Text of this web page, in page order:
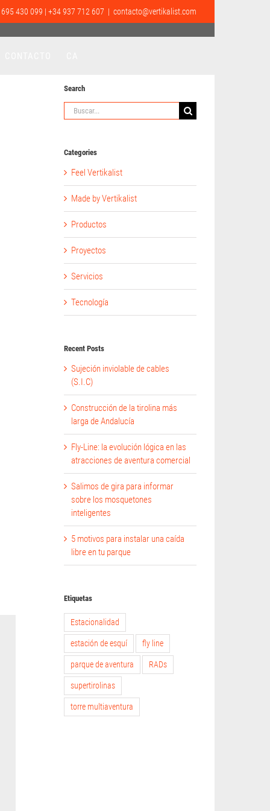
430 099 | +34 937 712 607 | contacto@vertikalist.com
Search
Buscar:
Categories
Feel Vertikalist
Made by Vertikalist
Productos
Proyectos
Servicios
Tecnología
Recent Posts
Sujeción inviolable de cables
(S.I.C)
Construcción de la tirolina más
larga de Andalucía
Fly-Line: la evolución lógica en las
atracciones de aventura comercial
Salimos de gira para informar
sobre los mosquetones
inteligentes
5 motivos para instalar una caída
libre en tu parque
Etiquetas
Estacionalidad
estación de esquí fly line
parque de aventura RADs
supertirolinas
torre multiaventura